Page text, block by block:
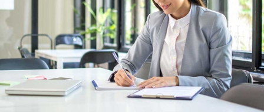
Leichte Sprache
Gebärdensprache